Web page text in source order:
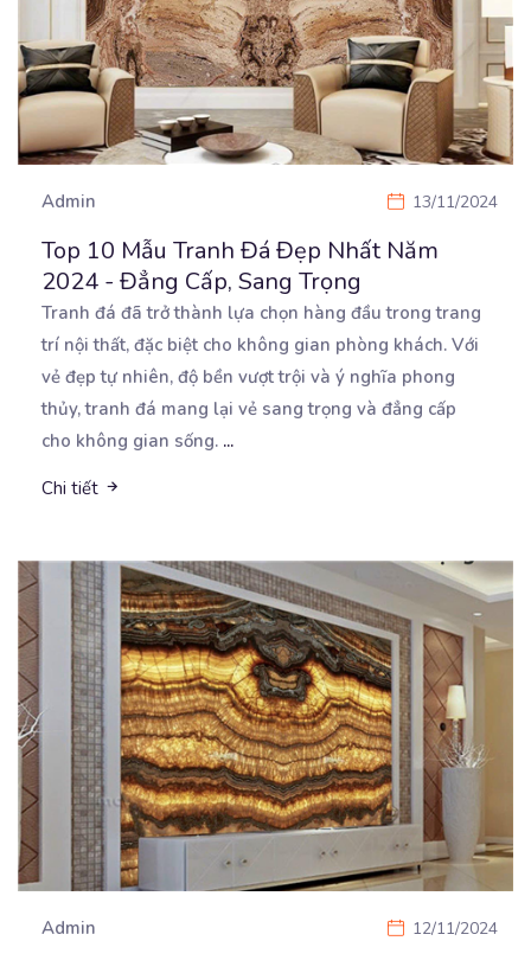
Admin 13/11/2024
Top 10 Mẫu Tranh Đá Đẹp Nhất Năm
2024 - Đẳng Cấp, Sang Trọng
Tranh đá đã trở thành lựa chọn hàng đầu trong trang
trí nội thất, đặc biệt cho không gian phòng khách. Với
vẻ đẹp tự nhiên, độ bền vượt trội và ý nghĩa phong
thủy, tranh đá mang lại vẻ sang trọng và đẳng cấp
cho không gian sống. ...
Chi tiết
Admin 12/11/2024